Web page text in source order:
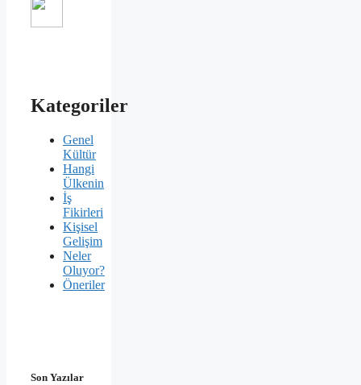
Kategoriler
Genel
Kültür
Hangi
Ülkenin
İş
Fikirleri
Kişisel
Gelişim
Neler
Oluyor?
Öneriler
Son Yazılar